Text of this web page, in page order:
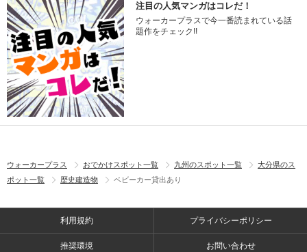
注目の人気マンガはコレだ！
ウォーカープラスで今一番読まれている話
題作をチェック!!
ウォーカープラス おでかけスポット一覧 九州のスポット一覧
大分県のス
ポット一覧
歴史建造物 ベビーカー貸出あり
利用規約 プライバシーポリシー
推奨環境 お問い合わせ